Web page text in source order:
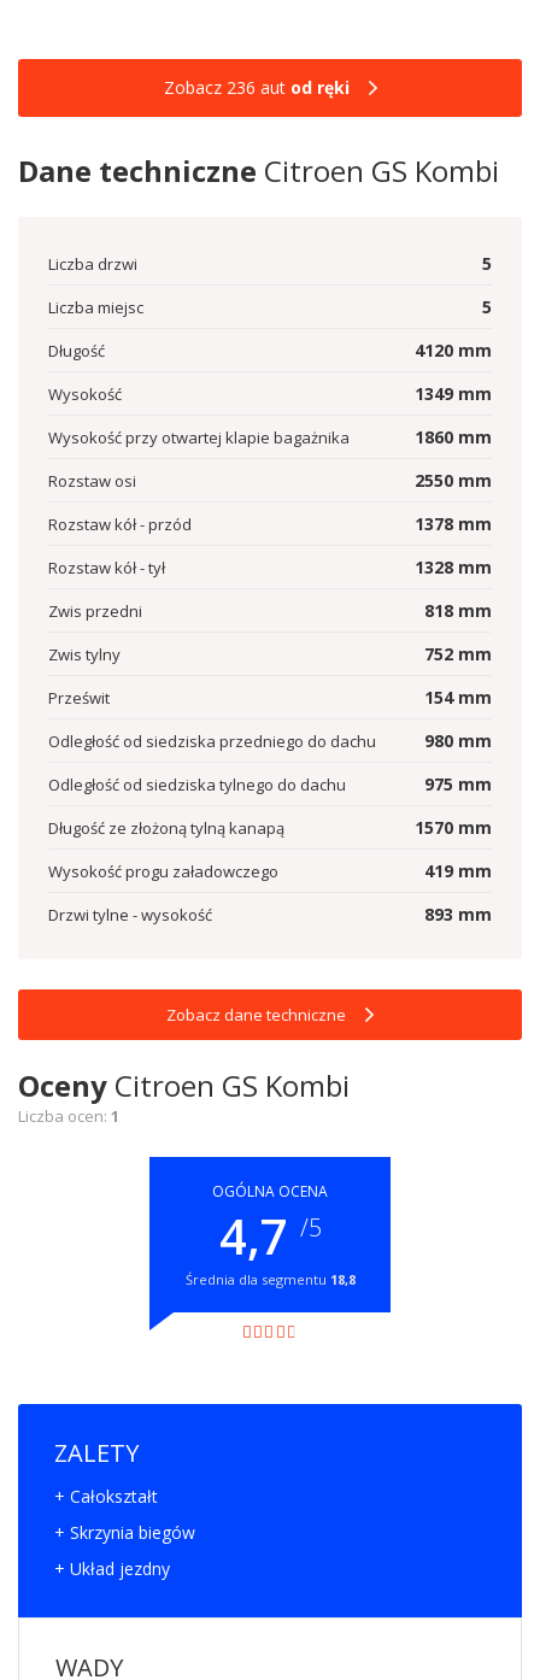
Zobacz 236 aut od ręki
Dane techniczne Citroen GS Kombi
Liczba drzwi 5
Liczba miejsc 5
Długość 4120 mm
Wysokość 1349 mm
Wysokość przy otwartej klapie bagażnika 1860 mm
Rozstaw osi 2550 mm
Rozstaw kół - przód 1378 mm
Rozstaw kół - tył 1328 mm
Zwis przedni 818 mm
Zwis tylny 752 mm
Prześwit 154 mm
Odległość od siedziska przedniego do dachu 980 mm
Odległość od siedziska tylnego do dachu 975 mm
Długość ze złożoną tylną kanapą 1570 mm
Wysokość progu załadowczego 419 mm
Drzwi tylne - wysokość 893 mm
Zobacz dane techniczne
Oceny Citroen GS Kombi
Liczba ocen: 1
OGÓLNA OCENA
4,7 /5
Średnia dla segmentu 18,8
ZALETY
+ Całokształt
+ Skrzynia biegów
+ Układ jezdny
WADY